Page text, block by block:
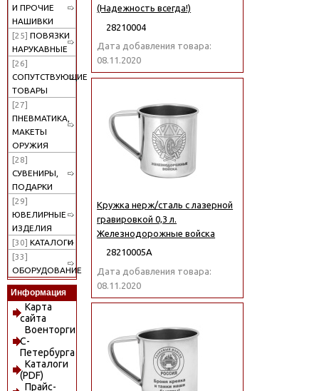
И ПРОЧИЕ
НАШИВКИ
[25] ПОВЯЗКИ
НАРУКАВНЫЕ
[26]
СОПУТСТВУЮЩИЕ
ТОВАРЫ
[27]
ПНЕВМАТИКА,
МАКЕТЫ
ОРУЖИЯ
[28]
СУВЕНИРЫ,
ПОДАРКИ
[29]
ЮВЕЛИРНЫЕ
ИЗДЕЛИЯ
[30] КАТАЛОГИ
[33]
ОБОРУДОВАНИЕ
Информация
Карта
сайта
Военторги
С-
Петербурга
Каталоги
(PDF)
Прайс-
(Надежность всегда!)
28210004
Дата добавления товара:
08.11.2020
Кружка нерж/сталь с лазерной
гравировкой 0,3 л.
Железнодорожные войска
28210005А
Дата добавления товара:
08.11.2020